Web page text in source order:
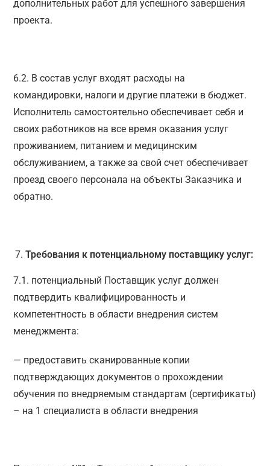
дополнительных работ для успешного завершения
проекта.
6.2. В состав услуг входят расходы на
командировки, налоги и другие платежи в бюджет.
Исполнитель самостоятельно обеспечивает себя и
своих работников на все время оказания услуг
проживанием, питанием и медицинским
обслуживанием, а также за свой счет обеспечивает
проезд своего персонала на объекты Заказчика и
обратно.
Требования к потенциальному поставщику услуг:
7.1. потенциальный Поставщик услуг должен
подтвердить квалифицированность и
компетентность в области внедрения систем
менеджмента:
— предоставить сканированные копии
подтверждающих документов о прохождении
обучения по внедряемым стандартам (сертификаты)
– на 1 специалиста в области внедрения